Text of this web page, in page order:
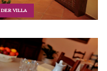
DER VILLA